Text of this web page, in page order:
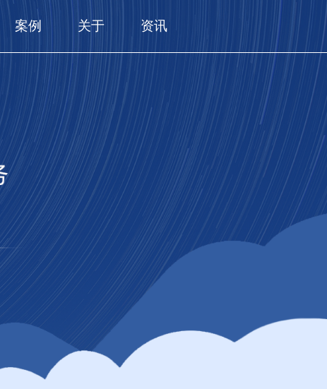
案例 关于 资讯